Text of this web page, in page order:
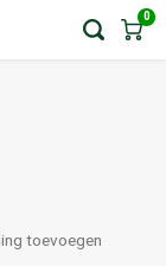
0
toevoegen